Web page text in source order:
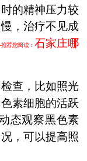
的精神压力较
，治疗不见成
荐您阅读：石家庄哪
查，比如照光
素细胞的活跃
态观察黑色素
，可以提高照